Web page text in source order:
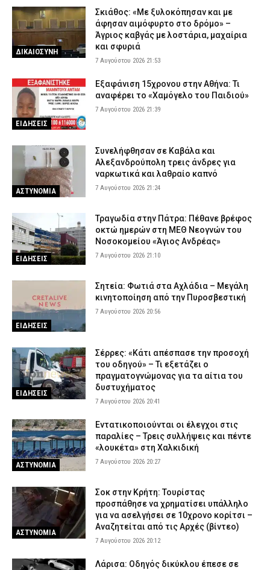
ΔΙΚΑΙΟΣΥΝΗ
Σκιάθος: «Με ξυλοκόπησαν και με
άφησαν αιμόφυρτο στο δρόμο» –
Άγριος καβγάς με λοστάρια, μαχαίρια
και σφυριά
7 Αυγούστου 2026 21:53
ΕΙΔΗΣΕΙΣ
Εξαφάνιση 15χρονου στην Αθήνα: Τι
αναφέρει το «Χαμόγελο του Παιδιού»
7 Αυγούστου 2026 21:39
ΑΣΤΥΝΟΜΙΑ
Συνελήφθησαν σε Καβάλα και
Αλεξανδρούπολη τρεις άνδρες για
ναρκωτικά και λαθραίο καπνό
7 Αυγούστου 2026 21:24
ΕΙΔΗΣΕΙΣ
Τραγωδία στην Πάτρα: Πέθανε βρέφος
οκτώ ημερών στη ΜΕΘ Νεογνών του
Νοσοκομείου «Άγιος Ανδρέας»
7 Αυγούστου 2026 21:10
ΕΙΔΗΣΕΙΣ
Σητεία: Φωτιά στα Αχλάδια – Μεγάλη
κινητοποίηση από την Πυροσβεστική
7 Αυγούστου 2026 20:56
ΕΙΔΗΣΕΙΣ
Σέρρες: «Κάτι απέσπασε την προσοχή
του οδηγού» – Τι εξετάζει ο
πραγματογνώμονας για τα αίτια του
δυστυχήματος
7 Αυγούστου 2026 20:41
ΑΣΤΥΝΟΜΙΑ
Εντατικοποιούνται οι έλεγχοι στις
παραλίες – Τρεις συλλήψεις και πέντε
«λουκέτα» στη Χαλκιδική
7 Αυγούστου 2026 20:27
ΑΣΤΥΝΟΜΙΑ
Σοκ στην Κρήτη: Τουρίστας
προσπάθησε να χρηματίσει υπάλληλο
για να ασελγήσει σε 10χρονο κορίτσι –
Αναζητείται από τις Αρχές (βίντεο)
7 Αυγούστου 2026 20:12
Λάρισα: Οδηγός δικύκλου έπεσε σε